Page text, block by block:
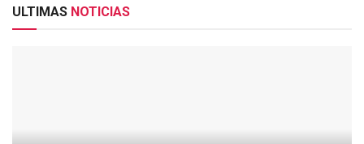
ULTIMAS NOTICIAS